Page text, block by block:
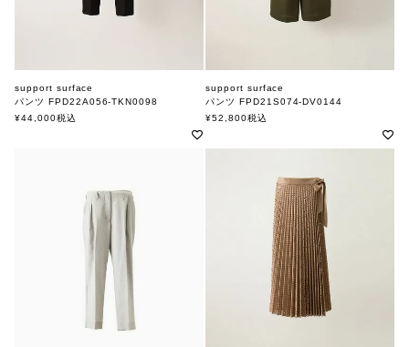
support surface
パンツ FPD22A056-TKN0098
サポートサーフェス
¥44,000税込
support surface
パンツ FPD21S074-DV0144
サポートサーフェス
¥52,800税込